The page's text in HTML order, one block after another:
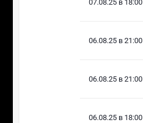
07.08.25 в 18:00
06.08.25 в 21:00
06.08.25 в 21:00
06.08.25 в 18:00